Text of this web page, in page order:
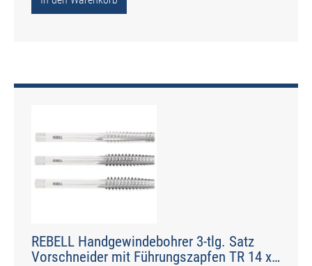
REBELL Handgewindebohrer 3-tlg. Satz
Vorschneider mit Führungszapfen TR 14 x